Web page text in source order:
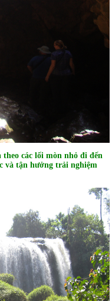
theo các lối mòn nhỏ đi đến
và tận hưởng trải nghiệm